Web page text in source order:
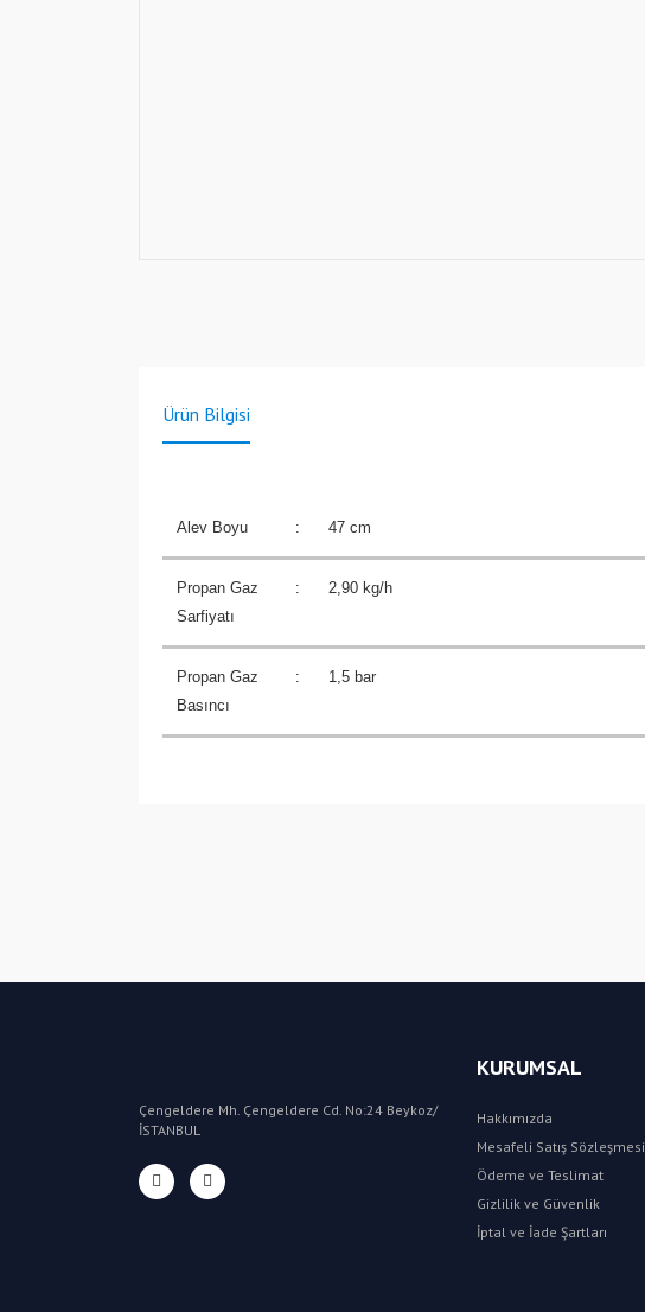
Ürün Bilgisi
Alev Boyu : 47 cm
Propan Gaz
Sarfiyatı
: 2,90 kg/h
Propan Gaz
Basıncı
: 1,5 bar
Çengeldere Mh. Çengeldere Cd. No:24 Beykoz/
İSTANBUL
KURUMSAL
Hakkımızda
Mesafeli Satış Sözleşmesi
Ödeme ve Teslimat
Gizlilik ve Güvenlik
İptal ve İade Şartları